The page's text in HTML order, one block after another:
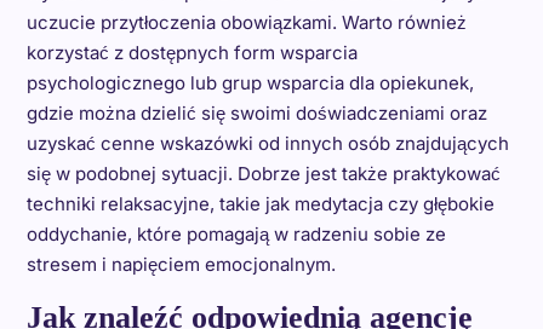
uczucie przytłoczenia obowiązkami. Warto również
korzystać z dostępnych form wsparcia
psychologicznego lub grup wsparcia dla opiekunek,
gdzie można dzielić się swoimi doświadczeniami oraz
uzyskać cenne wskazówki od innych osób znajdujących
się w podobnej sytuacji. Dobrze jest także praktykować
techniki relaksacyjne, takie jak medytacja czy głębokie
oddychanie, które pomagają w radzeniu sobie ze
stresem i napięciem emocjonalnym.
Jak znaleźć odpowiednią agencję